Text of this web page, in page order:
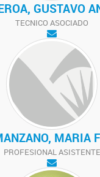
GUSTAVO
TECNICO ASOCIADO
MARIA
PROFESIONAL ASISTENTE